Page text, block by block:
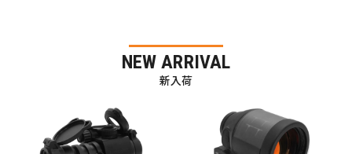
NEW ARRIVAL
新入荷